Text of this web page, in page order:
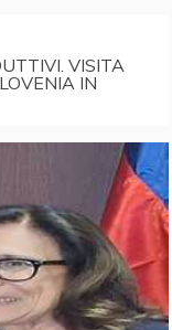
VISITA
IN